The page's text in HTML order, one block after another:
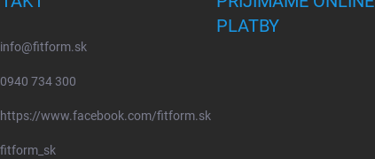
info@fitform.sk
0940 734 300
https://www.facebook.com/fitform.sk
fitform_sk
PLATBY